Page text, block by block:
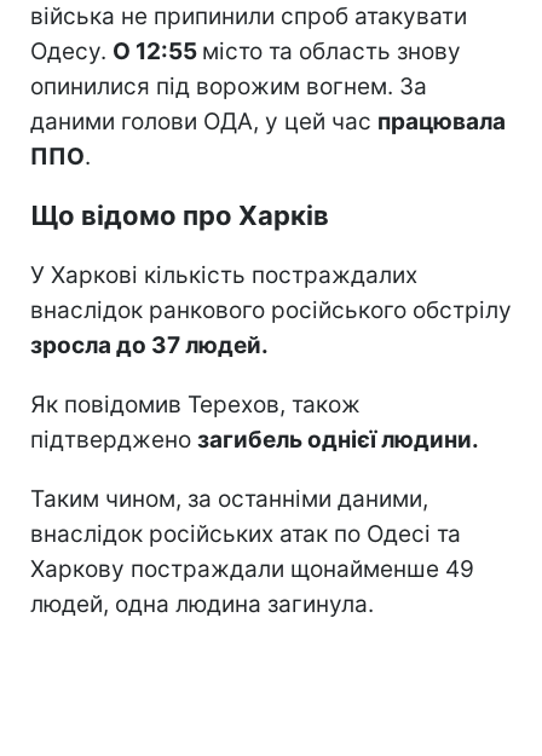
війська не припинили спроб атакувати
Одесу. О 12:55 місто та область знову
опинилися під ворожим вогнем. За
даними голови ОДА, у цей час працювала
ППО.
Що відомо про Харків
У Харкові кількість постраждалих
внаслідок ранкового російського обстрілу
зросла до 37 людей.
Як повідомив Терехов, також
підтверджено загибель однієї людини.
Таким чином, за останніми даними,
внаслідок російських атак по Одесі та
Харкову постраждали щонайменше 49
людей, одна людина загинула.